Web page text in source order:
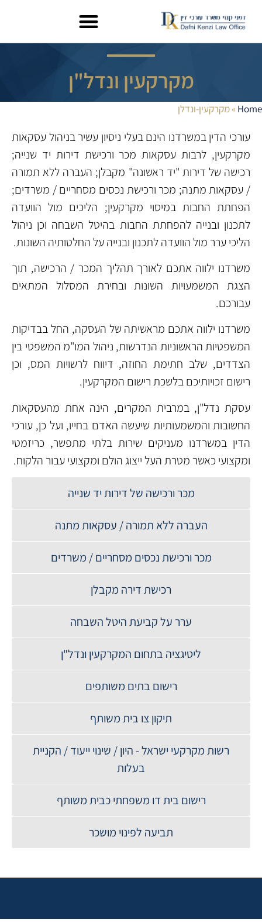
מקרקעין ונדל"ן
Home
»מקרקעין-ונדלן
מכר ורכישה של דירות יד שנייה
העברה ללא תמורה / עסקאות מתנה
מכר ורכישת נכסים מסחריים / משרדים
רכישת דירה מקבלן
ערר על קביעת היטל השבחה
ליטיגציה בתחום המקרקעין ונדל"ן
רישום בתים משותפים
תיקון צו בית משותף
רשות מקרקעי ישראל - היון / שינוי ייעוד / הקניית
בעלות
רישום בית דו משפחתי כבית משותף
תביעה לפינוי מושכר
עורכי הדין במשרדנו הינם בעלי ניסיון עשיר בניהול עסקאות
מקרקעין, לרבות עסקאות מכר ורכישת דירות יד שנייה;
רכישה של דירות "יד ראשונה" מקבלן; העברה ללא תמורה
/ עסקאות מתנה; מכר ורכישת נכסים מסחריים / משרדים;
הפחתת החבות במיסוי מקרקעין; הליכים מול הוועדה
לתכנון ובנייה להפחתת החבות בהיטל השבחה וכן ניהול
הליכי ערר מול הוועדה לתכנון ובנייה על החלטותיה השונות.
משרדנו ילווה אתכם לאורך תהליך המכר / הרכישה, תוך
הצגת המשמעויות השונות ובחירת המסלול המתאים
עבורכם.
משרדנו ילווה אתכם מראשיתה של העסקה, החל בבדיקות
המשפטיות הראשוניות הנדרשות, ניהול המו"מ המשפטי בין
הצדדים, שלב חתימת החוזה, דיווח לרשויות המס, וכן
רישום זכויותיכם בלשכת רישום המקרקעין.
עסקת נדל"ן, במרבית המקרים, הינה אחת מהעסקאות
החשובות והמשמעותיות שיעשה האדם בחייו, ועל כן, עורכי
הדין במשרדנו מעניקים שירות בלתי מתפשר, כריזמטי
ומקצועי כאשר מטרת העל ייצוג הולם ומקצועי עבור הלקוח.